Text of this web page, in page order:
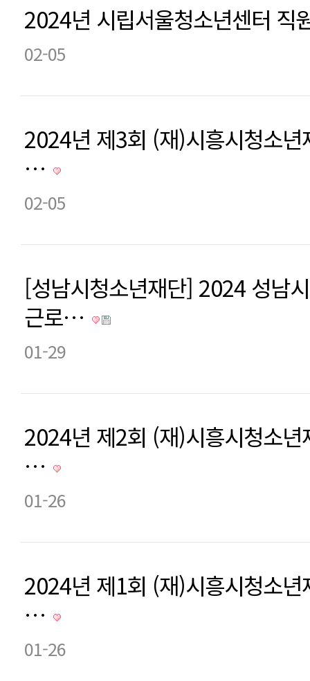
2024년 시립서울청소년센터
02-05
2024년 제3회 (재)시흥시청소년
…
02-05
[성남시청소년재단] 2024 성남
근로…
01-29
2024년 제2회 (재)시흥시청소년
…
01-26
2024년 제1회 (재)시흥시청소년
…
01-26